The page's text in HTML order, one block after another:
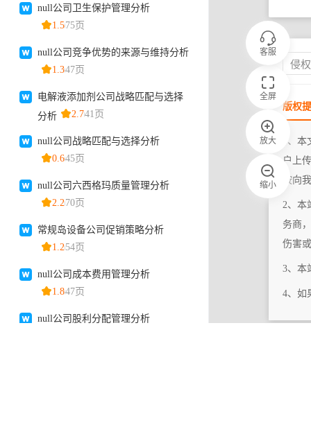
客服
全屏
放大
缩小
侵
版权
1、
户上
按向
2、本
务商
伤害
3、本
4、如